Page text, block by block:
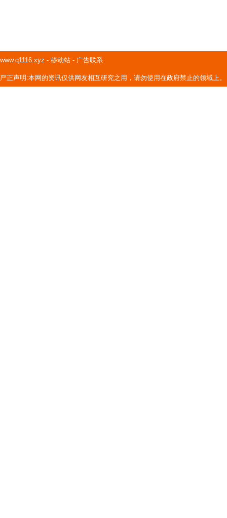
www.q1116.xyz - 移动站 - 广告联系
严正声明:本网的资讯仅供网友相互研究之用，请勿使用在政府禁止的领域上。